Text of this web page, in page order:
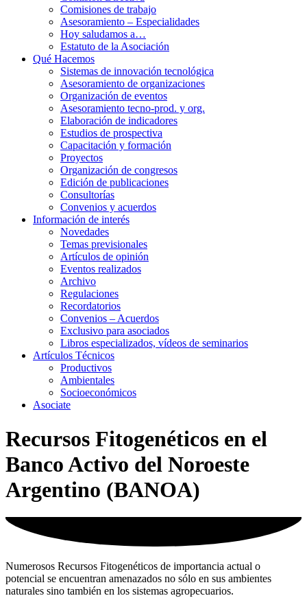
Comisiones de trabajo
Asesoramiento – Especialidades
Hoy saludamos a…
Estatuto de la Asociación
Qué Hacemos
Sistemas de innovación tecnológica
Asesoramiento de organizaciones
Organización de eventos
Asesoramiento tecno-prod. y org.
Elaboración de indicadores
Estudios de prospectiva
Capacitación y formación
Proyectos
Organización de congresos
Edición de publicaciones
Consultorías
Convenios y acuerdos
Información de interés
Novedades
Temas previsionales
Artículos de opinión
Eventos realizados
Archivo
Regulaciones
Recordatorios
Convenios – Acuerdos
Exclusivo para asociados
Libros especializados, vídeos de seminarios
Artículos Técnicos
Productivos
Ambientales
Socioeconómicos
Asociate
Recursos Fitogenéticos en el
Banco Activo del Noroeste
Argentino (BANOA)
Numerosos Recursos Fitogenéticos de importancia actual o
potencial se encuentran amenazados no sólo en sus ambientes
naturales sino también en los sistemas agropecuarios.